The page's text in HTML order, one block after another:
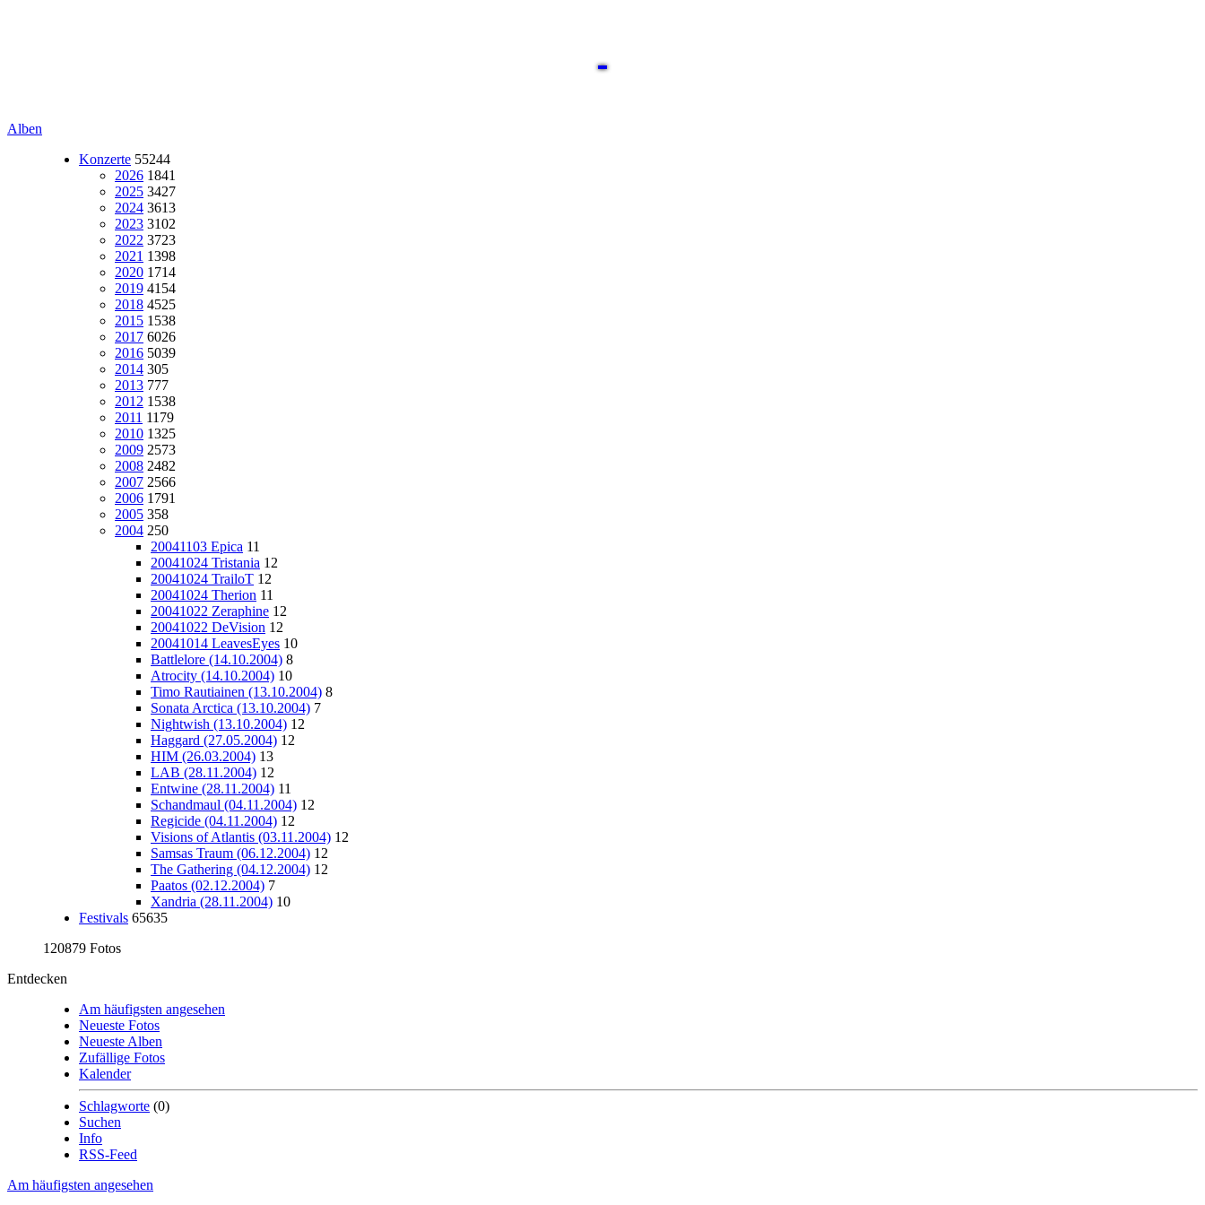
Alben
Konzerte 55244
2026 1841
2025 3427
2024 3613
2023 3102
2022 3723
2021 1398
2020 1714
2019 4154
2018 4525
2015 1538
2017 6026
2016 5039
2014 305
2013 777
2012 1538
2011 1179
2010 1325
2009 2573
2008 2482
2007 2566
2006 1791
2005 358
2004 250
20041103 Epica 11
20041024 Tristania 12
20041024 TrailoT 12
20041024 Therion 11
20041022 Zeraphine 12
20041022 DeVision 12
20041014 LeavesEyes 10
Battlelore (14.10.2004) 8
Atrocity (14.10.2004) 10
Timo Rautiainen (13.10.2004) 8
Sonata Arctica (13.10.2004) 7
Nightwish (13.10.2004) 12
Haggard (27.05.2004) 12
HIM (26.03.2004) 13
LAB (28.11.2004) 12
Entwine (28.11.2004) 11
Schandmaul (04.11.2004) 12
Regicide (04.11.2004) 12
Visions of Atlantis (03.11.2004) 12
Samsas Traum (06.12.2004) 12
The Gathering (04.12.2004) 12
Paatos (02.12.2004) 7
Xandria (28.11.2004) 10
Festivals 65635
120879 Fotos
Entdecken
Am häufigsten angesehen
Neueste Fotos
Neueste Alben
Zufällige Fotos
Kalender
Schlagworte (0)
Suchen
Info
RSS-Feed
Am häufigsten angesehen